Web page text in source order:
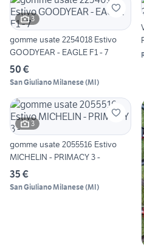
3
gomme usate 2254018 Estivo
GOODYEAR - EAGLE F1 - 7
50 €
San Giuliano Milanese(MI)
3
gomme usate 2055516 Estivo
MICHELIN - PRIMACY 3 -
35 €
San Giuliano Milanese(MI)